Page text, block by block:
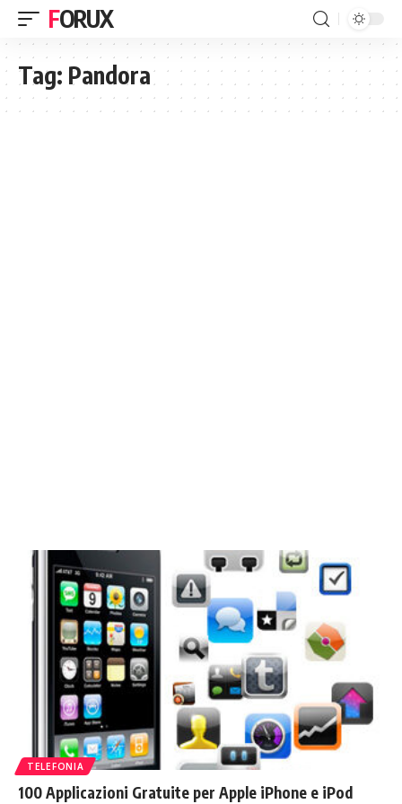
FORUX
Tag: Pandora
TELEFONIA
100 Applicazioni Gratuite per Apple iPhone e iPod